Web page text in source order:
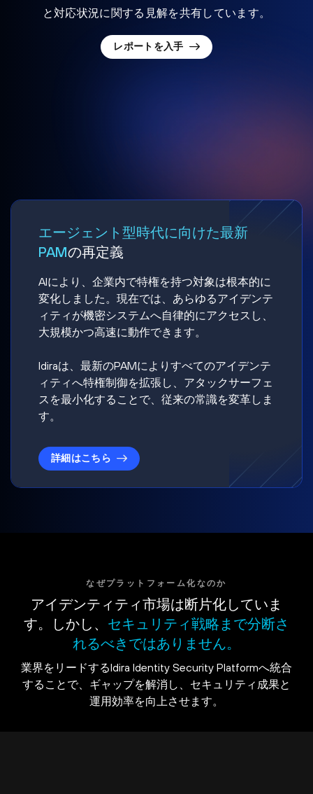
と対応状況に関する見解を共有しています。
レポートを入手
エージェント型時代に向けた最新
PAMの再定義
AIにより、企業内で特権を持つ対象は根本的に
変化しました。現在では、あらゆるアイデンテ
ィティが機密システムへ自律的にアクセスし、
大規模かつ高速に動作できます。
Idiraは、最新のPAMによりすべてのアイデンテ
ィティへ特権制御を拡張し、アタックサーフェ
スを最小化することで、従来の常識を変革しま
す。
詳細はこちら
なぜプラットフォーム化なのか
アイデンティティ市場は断片化していま
す。しかし、 セキュリティ戦略まで分断さ
れるべきではありません。
業界をリードするIdira Identity Security Platformへ統合
することで、ギャップを解消し、セキュリティ成果と
運用効率を向上させます。